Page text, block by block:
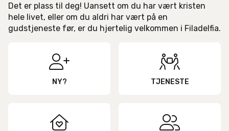
Det er plass til deg! Uansett om du har vært kristen
hele livet, eller om du aldri har vært på en
gudstjeneste før, er du hjertelig velkommen i Filadelfia.

NY?

TJENESTE
 